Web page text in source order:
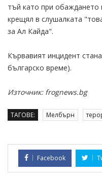
тъй като при обаждането
крещял в слушалката
за Ал Кайда".
Кървавият инцидент
българско време).
Източник: frognews.bg
ТАГОВЕ: Мелбърн
Facebook